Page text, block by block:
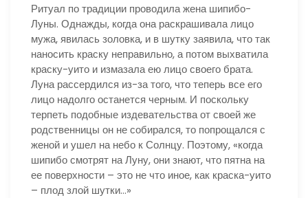
Ритуал по традиции проводила жена шипибо-
Луны. Однажды, когда она раскрашивала лицо
мужа, явилась золовка, и в шутку заявила, что так
наносить краску неправильно, а потом выхватила
краску-уито и измазала ею лицо своего брата.
Луна рассердился из-за того, что теперь все его
лицо надолго останется черным. И поскольку
терпеть подобные издевательства от своей же
родственницы он не собирался, то попрощался с
женой и ушел на небо к Солнцу. Поэтому, «когда
шипибо смотрят на Луну, они знают, что пятна на
ее поверхности – это не что иное, как краска-уито
– плод злой шутки…»